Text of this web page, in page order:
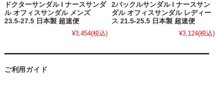
ドクターサンダル l ナースサンダ
ル オフィスサンダル メンズ
23.5-27.5 日本製 超速便
¥3,454(税込)
2バックルサンダル l ナースサン
ダル オフィスサンダル レディー
ス 21.5-25.5 日本製 超速便
¥3,124(税込)
ご利用ガイド